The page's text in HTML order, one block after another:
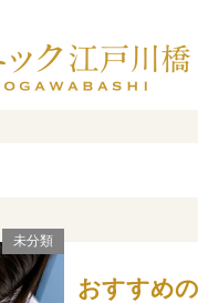
未分類
おすすめ